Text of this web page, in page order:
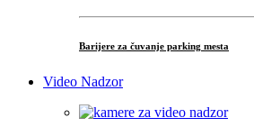
Barijere za čuvanje parking mesta
Video Nadzor